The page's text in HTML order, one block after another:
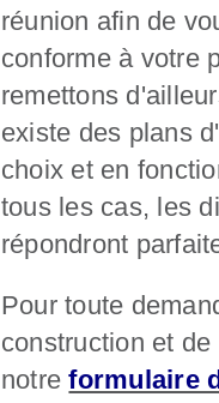
réunion afin de
conforme à votre
remettons
existe des plans
choix et en
tous les cas, les
répondront
Pour toute
construction et
notreformulaire